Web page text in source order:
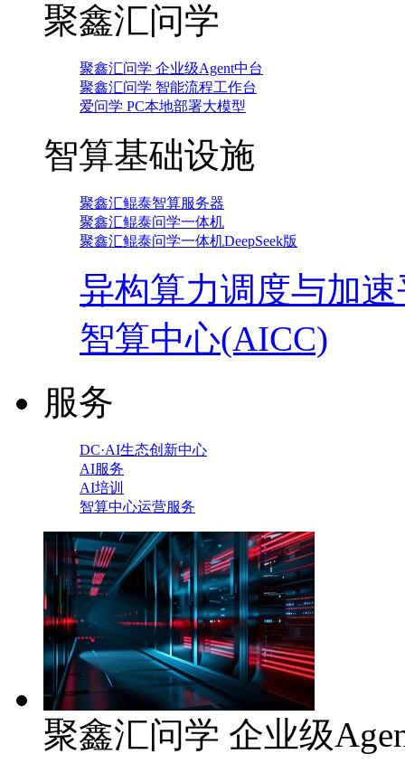
聚鑫汇问学
聚鑫汇问学 企业级Agent中台
聚鑫汇问学 智能流程工作台
爱问学 PC本地部署大模型
智算基础设施
聚鑫汇鲲泰智算服务器
聚鑫汇鲲泰问学一体机
聚鑫汇鲲泰问学一体机DeepSeek版
异构算力调度与加
智算中心(AICC)
服务
DC·AI生态创新中心
AI服务
AI培训
智算中心运营服务
聚鑫汇问学 企业级